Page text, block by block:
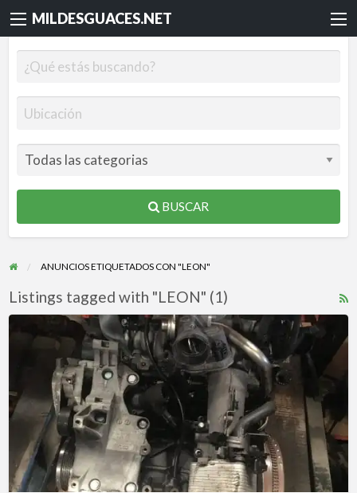
MILDESGUACES.NET
BUSCAR
ANUNCIOS ETIQUETADOS CON "LEON"
Listings tagged with "LEON" (1)